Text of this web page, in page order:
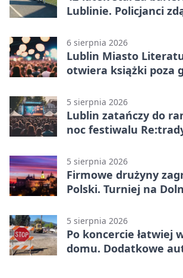
Lublinie. Policjanci
6 sierpnia 2026
Lublin Miasto
otwiera książki poza
5 sierpnia 2026
Lublin zatańczy do
noc festiwalu
5 sierpnia 2026
Firmowe drużyny
Polski. Turniej na
5 sierpnia 2026
Po koncercie łatwiej
domu. Dodatkowe